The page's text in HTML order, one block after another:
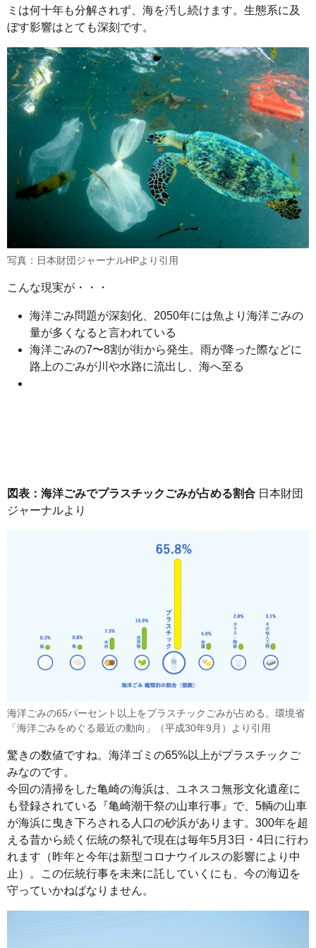
ミは何十年も分解されず、海を汚し続けます。生態系に及
ぼす影響はとても深刻です。
写真：日本財団ジャーナルHPより引用
こんな現実が・・・
海洋ごみ問題が深刻化、2050年には魚より海洋ごみの
量が多くなると言われている
海洋ごみの7〜8割が街から発生。雨が降った際などに
路上のごみが川や水路に流出し、海へ至る
図表：海洋ごみでプラスチックごみが占める割合 日本財団
ジャーナルより
海洋ごみの65パーセント以上をプラスチックごみが占める。環境省
「海洋ごみをめぐる最近の動向」（平成30年9月）より引用
驚きの数値ですね。海洋ゴミの65%以上がプラスチックご
みなのです。
今回の清掃をした亀崎の海浜は、ユネスコ無形文化遺産に
も登録されている『亀崎潮干祭の山車行事』で、5輌の山車
が海浜に曳き下ろされる人口の砂浜があります。300年を超
える昔から続く伝統の祭礼で現在は毎年5月3日・4日に行わ
れます（昨年と今年は新型コロナウイルスの影響により中
止）。この伝統行事を未来に託していくにも、今の海辺を
守っていかねばなりません。